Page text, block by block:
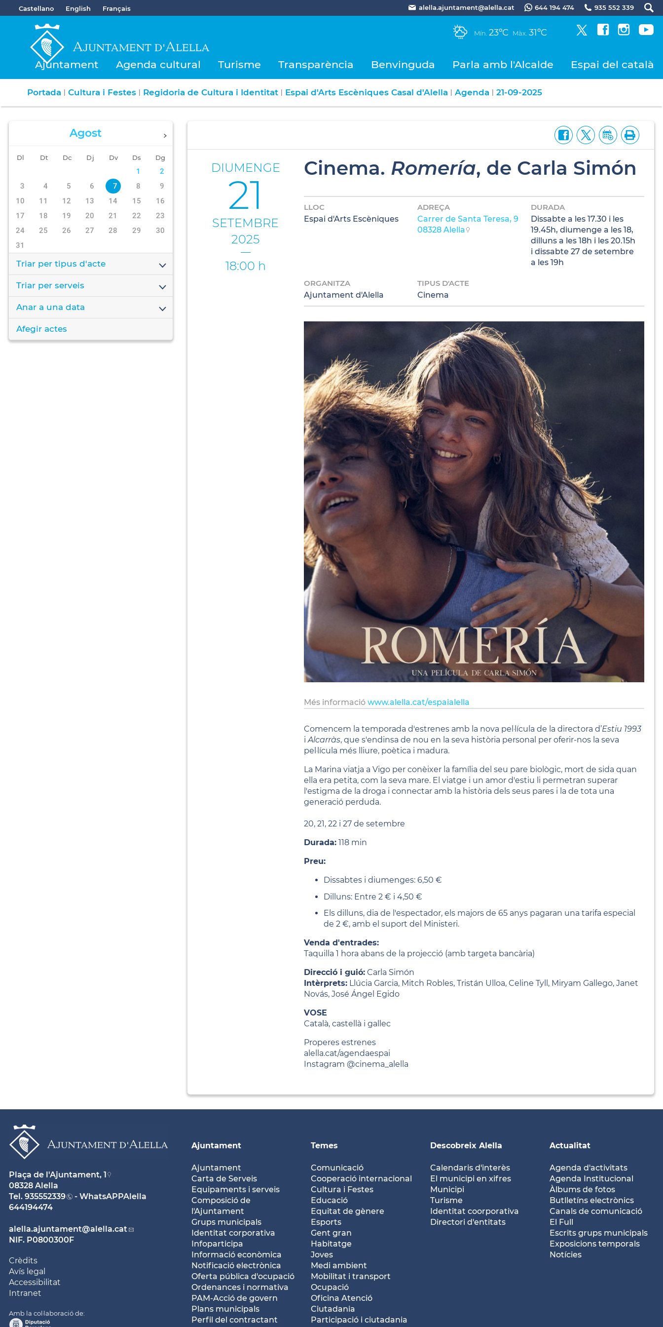
Castellano English Français alella.ajuntament@alella.cat 644 194 474 935 552 339
Mín. 23ºC Màx. 31ºC
Ajuntament Agenda cultural Turisme Transparència Benvinguda Parla amb l'Alcalde Espai del català
Portada | Cultura i Festes | Regidoria de Cultura i Identitat | Espai d'Arts Escèniques Casal d'Alella | Agenda | 21-09-2025
Agost
Dl Dt Dc Dj Dv Ds Dg
1
2
3
4 5 6 7 8
9
10
11 12 13 14 15
16
17
18 19 20 21 22
23
24
25 26 27 28 29
30
31
Triar per tipus d'acte
Triar per serveis
Anar a una data
Afegir actes
DIUMENGE
21
SETEMBRE
2025
18:00 h
Cinema. Romería, de Carla Simón
LLOC
Espai d'Arts Escèniques
ADREÇA
Carrer de Santa Teresa, 9
08328 Alella
DURADA
Dissabte a les 17.30 i les
19.45h, diumenge a les 18,
dilluns a les 18h i les 20.15h
i dissabte 27 de setembre
a les 19h
ORGANITZA
Ajuntament d'Alella
TIPUS D'ACTE
Cinema
Més informaciówww.alella.cat/espaialella
Comencem la temporada d'estrenes amb la nova pel·lícula de la directora d’Estiu 1993
iAlcarràs, que s'endinsa de nou en la seva història personal per oferir-nos la seva
pel·lícula més lliure, poètica i madura.
La Marina viatja a Vigo per conèixer la família del seu pare biològic, mort de sida quan
ella era petita, com la seva mare. El viatge i un amor d'estiu li permetran superar
l'estigma de la droga i connectar amb la història dels seus pares i la de tota una
generació perduda.
20, 21, 22 i 27 de setembre
Durada: 118 min
Preu:
Dissabtes i diumenges: 6,50 €
Dilluns: Entre 2 € i 4,50 €
Els dilluns, dia de l'espectador, els majors de 65 anys pagaran una tarifa especial
de 2 €, amb el suport del Ministeri.
Venda d'entrades:
Taquilla 1 hora abans de la projecció (amb targeta bancària)
Direcció i guió: Carla Simón
Intèrprets: Llúcia Garcia, Mitch Robles, Tristán Ulloa, Celine Tyll, Miryam Gallego, Janet
Novás, José Ángel Egido
VOSE
Català, castellà i gallec
Properes estrenes
alella.cat/agendaespai
Instagram @cinema_alella
Ajuntament
Ajuntament
Carta de Serveis
Equipaments i serveis
Composició de
l'Ajuntament
Grups municipals
Identitat corporativa
Infoparticipa
Informació econòmica
Notificació electrònica
Oferta pública d'ocupació
Ordenances i normativa
PAM-Acció de govern
Plans municipals
Perfil del contractant
Temes
Comunicació
Cooperació internacional
Cultura i Festes
Educació
Equitat de gènere
Esports
Gent gran
Habitatge
Joves
Medi ambient
Mobilitat i transport
Ocupació
Oficina Atenció
Ciutadania
Participació i ciutadania
Descobreix Alella
Calendaris d'interès
El municipi en xifres
Municipi
Turisme
Identitat coorporativa
Directori d'entitats
Actualitat
Agenda d'activitats
Agenda Institucional
Àlbums de fotos
Butlletíns electrònics
Canals de comunicació
El Full
Escrits grups municipals
Exposicions temporals
Notícies
Plaça de l'Ajuntament, 1
08328 Alella
Tel. 935552339
- WhatsAPPAlella
644194474
alella.ajuntament@alella.cat
NIF. P0800300F
Crèdits
Avís legal
Accessibilitat
Intranet
Amb la col·laboració de: